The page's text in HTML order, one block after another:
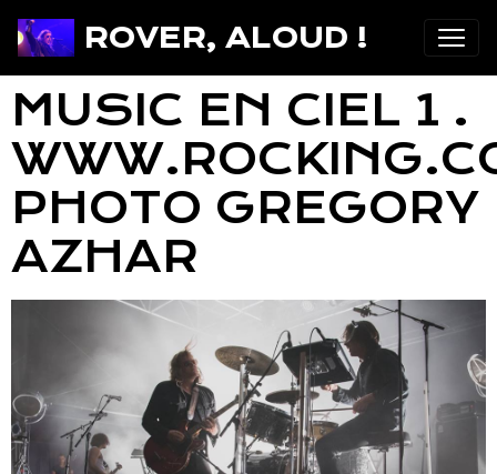
ROVER, ALOUD !
MUSIC EN CIEL 1 .
PHOTO GREGORY
AZHAR